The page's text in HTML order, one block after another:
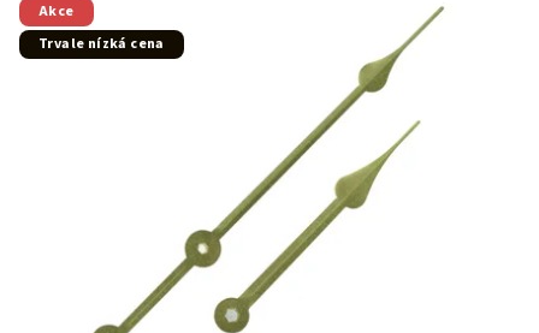
Akce
Trvale nízká cena